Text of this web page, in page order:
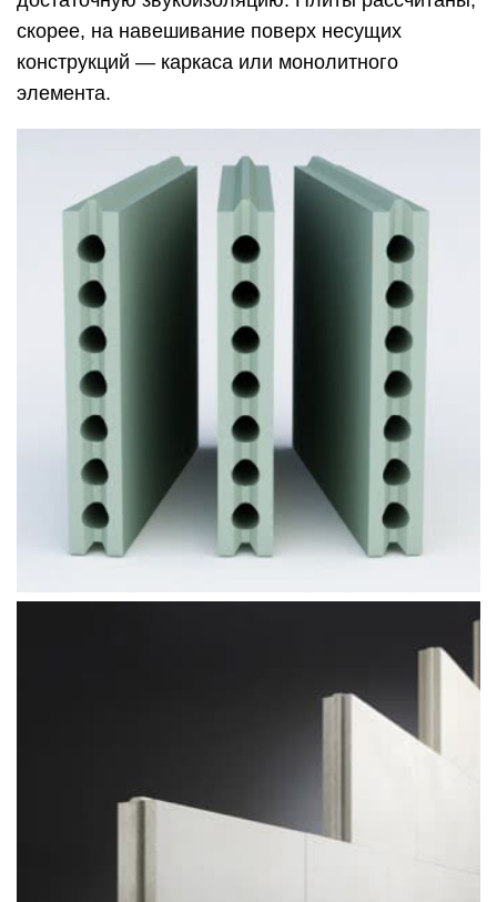
скорее, на навешивание поверх несущих
конструкций — каркаса или монолитного
элемента.